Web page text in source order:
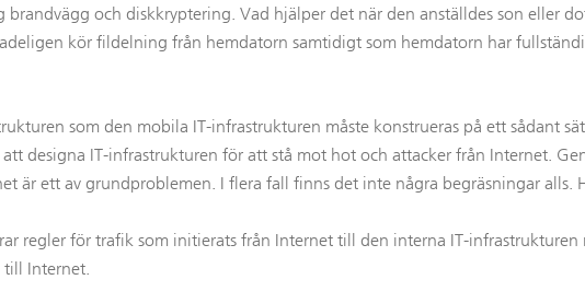
brandvägg och diskkryptering. Vad hjälper det när den anställdes son eller
kör fildelning från hemdatorn samtidigt som hemdatorn har
som den mobila IT-infrastrukturen måste konstrueras på ett sådant
designa IT-infrastrukturen för att stå mot hot och attacker från Internet.
är ett av grundproblemen. I flera fall finns det inte några begräsningar alls.
regler för trafik som initierats från Internet till den interna IT-
till Internet.